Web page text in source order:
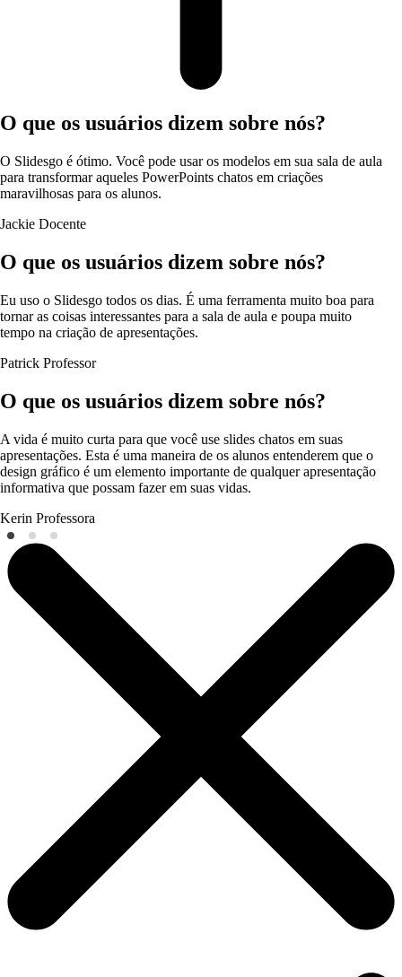
O que os usuários dizem sobre nós?
O Slidesgo é ótimo. Você pode usar os modelos em sua sala de aula
para transformar aqueles PowerPoints chatos em criações
maravilhosas para os alunos.
Jackie Docente
O que os usuários dizem sobre nós?
Eu uso o Slidesgo todos os dias. É uma ferramenta muito boa para
tornar as coisas interessantes para a sala de aula e poupa muito
tempo na criação de apresentações.
Patrick Professor
O que os usuários dizem sobre nós?
A vida é muito curta para que você use slides chatos em suas
apresentações. Esta é uma maneira de os alunos entenderem que o
design gráfico é um elemento importante de qualquer apresentação
informativa que possam fazer em suas vidas.
Kerin Professora